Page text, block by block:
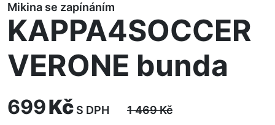
Mikina se zapínáním
KAPPA4SOCCER
VERONE bunda
699Kč S DPH 1 469Kč